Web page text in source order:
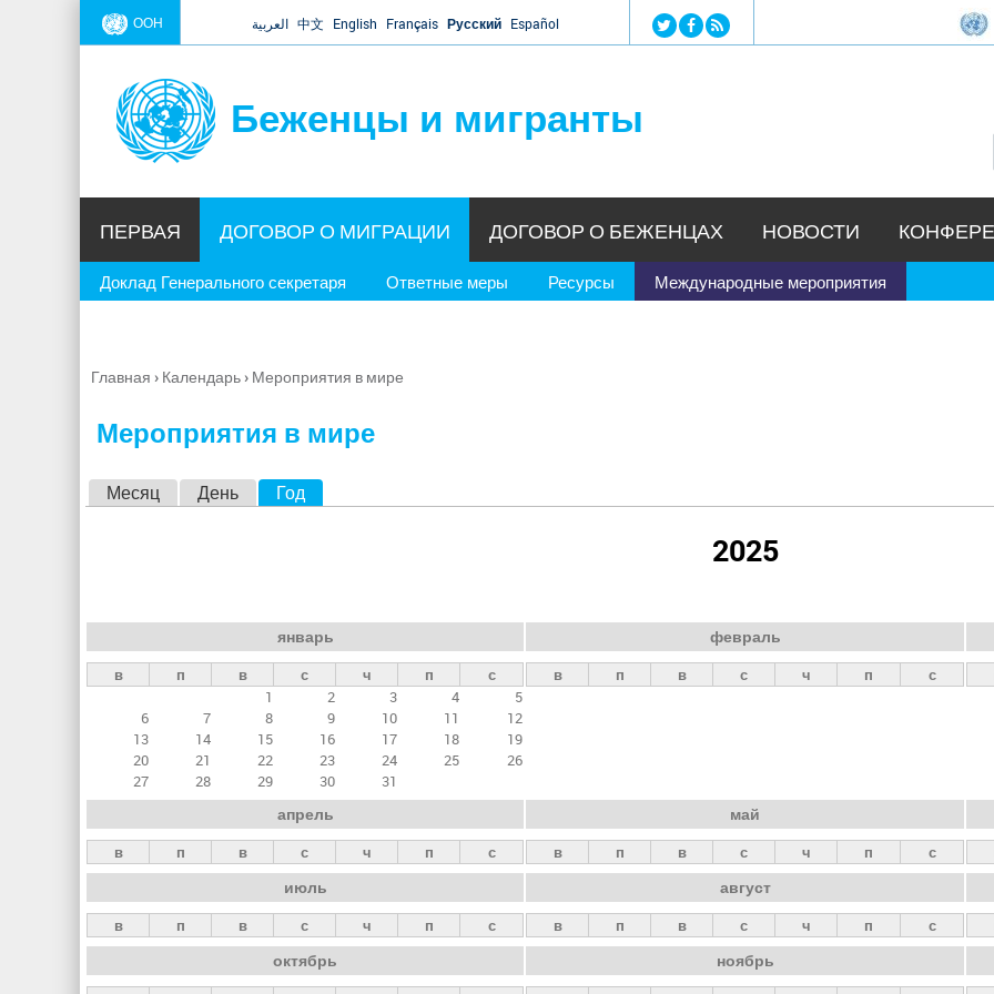
Jump to navigation
ООН العربية 中文 English Français Русский Español
Беженцы и мигранты
ПЕРВАЯ ДОГОВОР О МИГРАЦИИ
Доклад Генерального секретаря Ответные меры Ресурсы Международные мероприятия
ДОГОВОР О БЕЖЕНЦАХ НОВОСТИ
Вы
Главная › Календарь› Мероприятия в мире
Мероприятия в мире
н
ы
е
а
д
к
и
Месяц День Год
2025
январь
в п в с ч п
с
1
2 3 4
5
6
7 8 9 10 11
12
13
14 15 16 17 18
19
20
21 22 23 24 25
26
27
28 29 30 31
февраль
в п в с ч п с
апрель
в п в с ч п с
май
в п в с ч п с
июль
в п в с ч п с
август
в п в с ч п с
октябрь ноябрь